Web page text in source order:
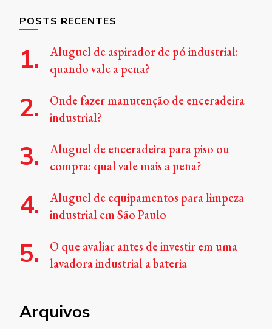
POSTS RECENTES
Aluguel de aspirador de pó industrial:
quando vale a pena?
Onde fazer manutenção de enceradeira
industrial?
Aluguel de enceradeira para piso ou
compra: qual vale mais a pena?
Aluguel de equipamentos para limpeza
industrial em São Paulo
O que avaliar antes de investir em uma
lavadora industrial a bateria
Arquivos